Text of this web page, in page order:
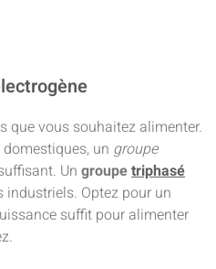
que vous souhaitez alimenter.
un groupe
Un groupetriphasé
Optez pour un
suffit pour alimenter